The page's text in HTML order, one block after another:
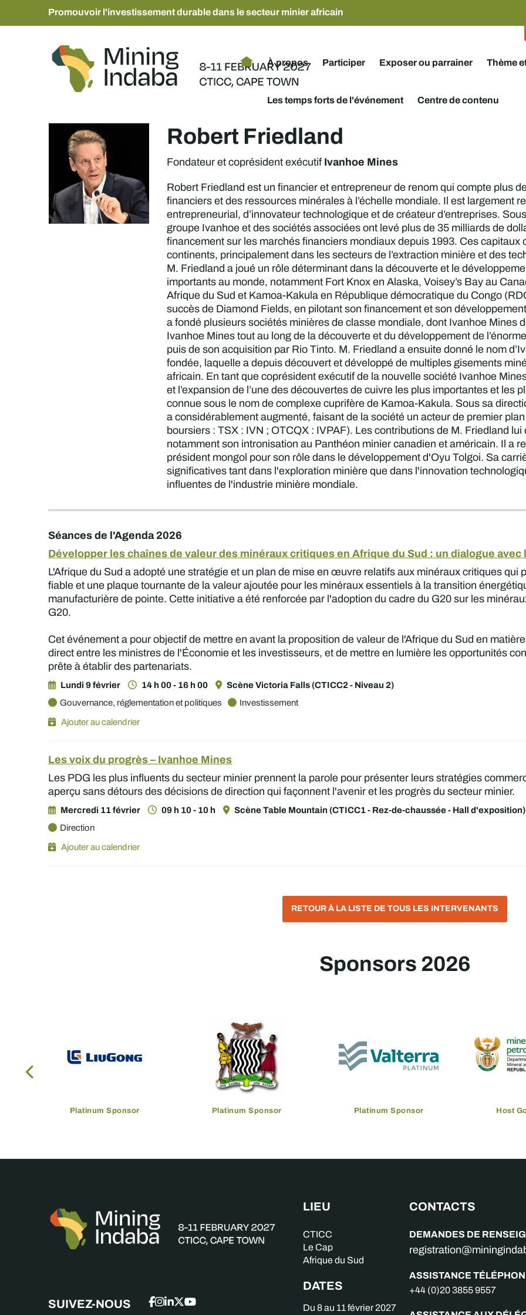
Promouvoir l'investissement durable dans le secteur minier africain
À propos Participer Exposer ou parrainer Thème
Les temps forts de l'événement Centre de contenu
Robert Friedland
Fondateur et coprésident exécutif Ivanhoe Mines
Robert Friedland est un financier et entrepreneur de renom qui compte plus
financiers et des ressources minérales à l’échelle mondiale. Il est largement
entrepreneurial, d’innovateur technologique et de créateur d’entreprises.
groupe Ivanhoe et des sociétés associées ont levé plus de 35 milliards de
financement sur les marchés financiers mondiaux depuis 1993. Ces
continents, principalement dans les secteurs de l’extraction minière et des
M. Friedland a joué un rôle déterminant dans la découverte et le
importants au monde, notamment Fort Knox en Alaska, Voisey’s Bay au
Afrique du Sud et Kamoa-Kakula en République démocratique du Congo
succès de Diamond Fields, en pilotant son financement et son
a fondé plusieurs sociétés minières de classe mondiale, dont Ivanhoe Mines
Ivanhoe Mines tout au long de la découverte et du développement de
puis de son acquisition par Rio Tinto. M. Friedland a ensuite donné le nom
fondée, laquelle a depuis découvert et développé de multiples gisements
africain. En tant que coprésident exécutif de la nouvelle société Ivanhoe
et l’expansion de l’une des découvertes de cuivre les plus importantes et les
connue sous le nom de complexe cuprifère de Kamoa-Kakula. Sous sa
a considérablement augmenté, faisant de la société un acteur de premier
boursiers : TSX : IVN ; OTCQX : IVPAF). Les contributions de M. Friedland
notamment son intronisation au Panthéon minier canadien et américain. Il a
président mongol pour son rôle dans le développement d'Oyu Tolgoi. Sa
significatives tant dans l'exploration minière que dans l'innovation
influentes de l'industrie minière mondiale.
Séances de l'Agenda 2026
Développer les chaînes de valeur des minéraux critiques en Afrique du Sud : un dialogue
L'Afrique du Sud a adopté une stratégie et un plan de mise en œuvre relatifs aux minéraux critiques
fiable et une plaque tournante de la valeur ajoutée pour les minéraux essentiels à la transition
manufacturière de pointe. Cette initiative a été renforcée par l'adoption du cadre du G20 sur les
G20.
Cet événement a pour objectif de mettre en avant la proposition de valeur de l'Afrique du Sud en
direct entre les ministres de l'Économie et les investisseurs, et de mettre en lumière les opportunités
prête à établir des partenariats.
Lundi 9 février 14 h 00 - 16 h 00
Scène Victoria Falls (CTICC2 - Niveau 2)
Gouvernance, réglementation et politiques
Investissement
Ajouter au calendrier
Les voix du progrès – Ivanhoe Mines
Les PDG les plus influents du secteur minier prennent la parole pour présenter leurs stratégies
aperçu sans détours des décisions de direction qui façonnent l'avenir et les progrès du secteur minier.
Mercredi 11 février 09 h 10 - 10 h
Scène Table Mountain (CTICC1 - Rez-de-chaussée - Hall d'exposition)
Direction
Ajouter au calendrier
RETOUR À LA LISTE DE TOUS LES INTERVENANTS
Sponsors 2026
Platinum Sponsor Platinum Sponsor Platinum Sponsor Host
LIEU
CTICC
Le Cap
Afrique du Sud
DATES
Du 8 au 11 février 2027
CONTACTS
DEMANDES DE
ASSISTANCE
+44 (0)20 3855 9557
SUIVEZ-NOUS